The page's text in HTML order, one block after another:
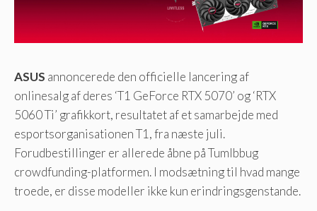
ASUS annoncerede den officielle lancering af
onlinesalg af deres ‘T1 GeForce RTX 5070’ og ‘RTX
5060 Ti’ grafikkort, resultatet af et samarbejde med
esportsorganisationen T1, fra næste juli.
Forudbestillinger er allerede åbne på Tumlbbug
crowdfunding-platformen. I modsætning til hvad mange
troede, er disse modeller ikke kun erindringsgenstande.